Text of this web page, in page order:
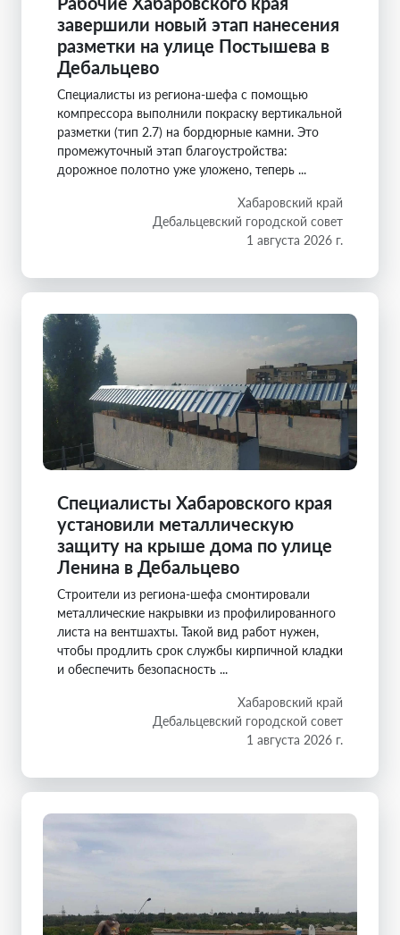
завершили новый этап нанесения
разметки на улице Постышева в
Дебальцево
Специалисты из региона-шефа с помощью
компрессора выполнили покраску вертикальной
разметки (тип 2.7) на бордюрные камни. Это
промежуточный этап благоустройства:
дорожное полотно уже уложено, теперь ...
Хабаровский край
Дебальцевский городской совет
1 августа 2026 г.
Специалисты Хабаровского края
установили металлическую
защиту на крыше дома по улице
Ленина в Дебальцево
Строители из региона-шефа смонтировали
металлические накрывки из профилированного
листа на вентшахты. Такой вид работ нужен,
чтобы продлить срок службы кирпичной кладки
и обеспечить безопасность ...
Хабаровский край
Дебальцевский городской совет
1 августа 2026 г.